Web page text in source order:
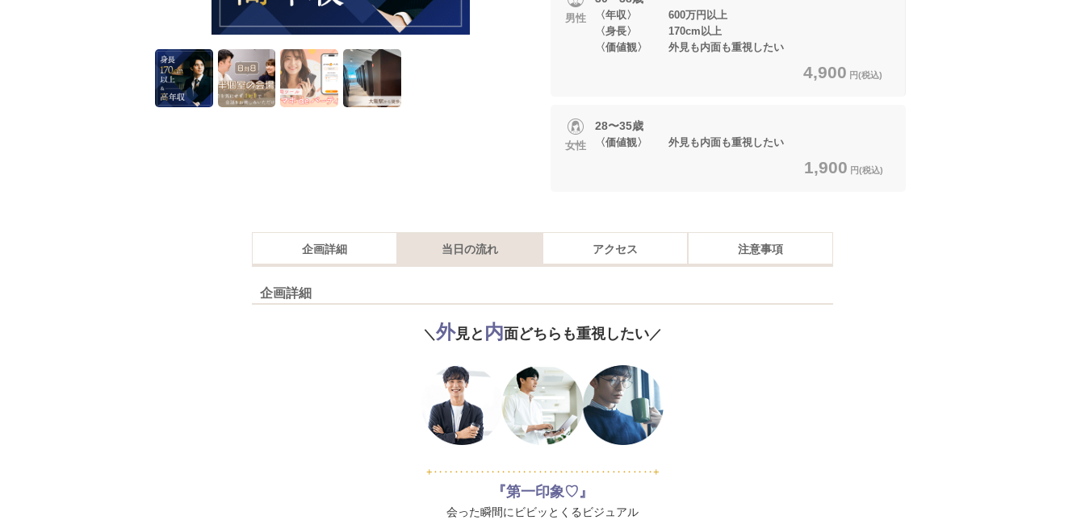
男性
〈年収〉 600万円以上
〈身長〉 170cm以上
〈価値観〉 外見も内面も重視したい
4,900 円(税込)
女性
28〜35歳
〈価値観〉 外見も内面も重視したい
1,900 円(税込)
企画詳細 当日の流れ アクセス 注意事項
企画詳細
＼ 外見と 内面どちらも重視したい／
+‥‥‥‥‥‥‥‥‥‥‥‥‥‥‥‥‥‥‥‥‥+
『第一印象♡』
会った瞬間にビビッとくるビジュアル